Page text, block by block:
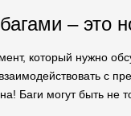
– это
который нужно
с
Баги могут быть не